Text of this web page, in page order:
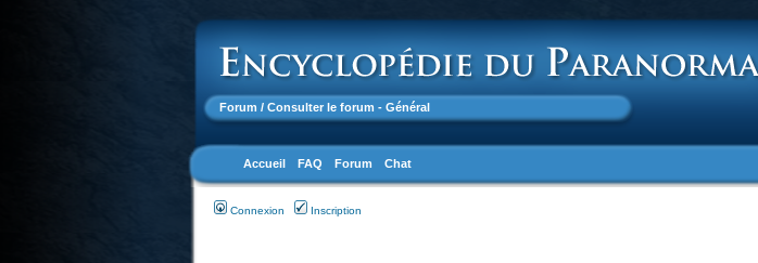
Forum / Consulter le forum - Général
Accueil FAQ Forum Chat
Connexion Inscription